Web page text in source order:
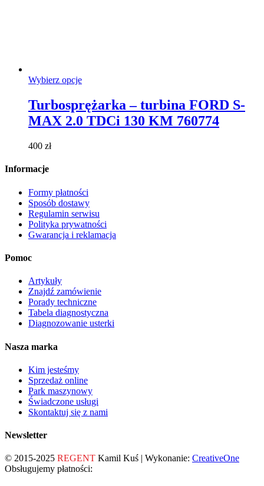
Wybierz opcjeTen
wiele
wariantów.
Turbosprężarka – turbina FORD S-
MAX 2.0 TDCi 130 KM 760774
400 zł
Informacje
Formy płatności
Sposób dostawy
Regulamin serwisu
Polityka prywatności
Gwarancja i reklamacja
Pomoc
Artykuły
Znajdź zamówienie
Porady techniczne
Tabela diagnostyczna
Diagnozowanie usterki
Nasza marka
Kim jesteśmy
Sprzedaż online
Park maszynowy
Świadczone usługi
Skontaktuj się z nami
Newsletter
© 2015-2025 REGENT Kamil Kuś | Wykonanie: CreativeOne
Obsługujemy płatności: